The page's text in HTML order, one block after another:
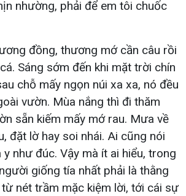
nhường, phải để em tôi chuốc
đồng, thương mớ cần câu rồi
Sáng sớm đến khi mặt trời chín
chỗ mấy ngọn núi xa xa, nó đều
vườn. Mùa nắng thì đi thăm
sẵn kiếm mấy mớ rau. Mưa về
đặt lờ hay soi nhái. Ai cũng nói
như đúc. Vậy mà ít ai hiểu, trong
giống tía nhất phải là thằng
nét trầm mặc kiệm lời, tới cái sự